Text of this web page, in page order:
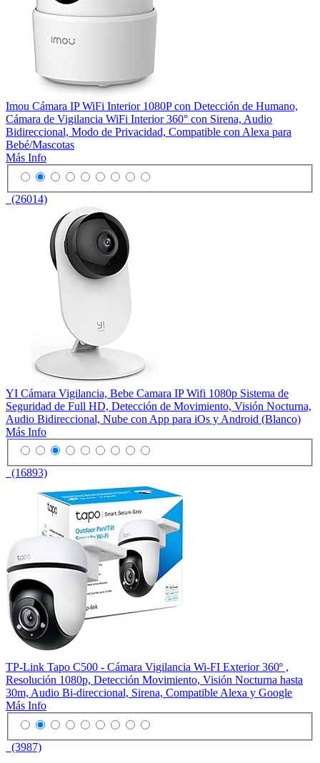
Imou Cámara IP WiFi Interior 1080P con Detección de Humano,
Cámara de Vigilancia WiFi Interior 360° con Sirena, Audio
Bidireccional, Modo de Privacidad, Compatible con Alexa para
Bebé/Mascotas
Más Info
(26014)
YI Cámara Vigilancia, Bebe Camara IP Wifi 1080p Sistema de
Seguridad de Full HD, Detección de Movimiento, Visión Nocturna,
Audio Bidireccional, Nube con App para iOs y Android (Blanco)
Más Info
(16893)
TP-Link Tapo C500 - Cámara Vigilancia Wi-FI Exterior 360º ,
Resolución 1080p, Detección Movimiento, Visión Nocturna hasta
30m, Audio Bi-direccional, Sirena, Compatible Alexa y Google
Más Info
(3987)